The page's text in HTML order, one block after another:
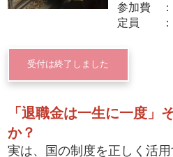
参加費
定員
受付は終了しました
「退職金は一生に一度」
か？
実は、国の制度を正しく活